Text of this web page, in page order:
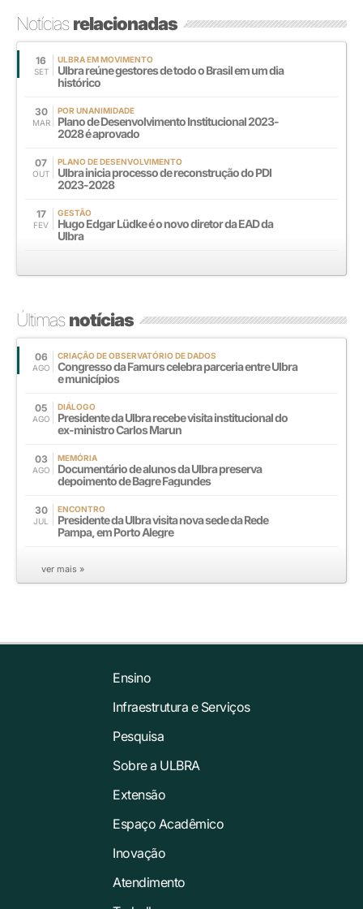
Notíciasrelacionadas
16
SET
ULBRA EM MOVIMENTO
Ulbra reúne gestores de todo o Brasil em um dia
histórico
30
MAR
POR UNANIMIDADE
Plano de Desenvolvimento Institucional 2023-
2028 é aprovado
07
OUT
PLANO DE DESENVOLVIMENTO
Ulbra inicia processo de reconstrução do PDI
2023-2028
17
FEV
GESTÃO
Hugo Edgar Lüdke é o novo diretor da EAD da
Ulbra
Últimasnotícias
06
AGO
CRIAÇÃO DE OBSERVATÓRIO DE DADOS
Congresso da Famurs celebra parceria entre Ulbra
e municípios
05
AGO
DIÁLOGO
Presidente da Ulbra recebe visita institucional do
ex-ministro Carlos Marun
03
AGO
MEMÓRIA
Documentário de alunos da Ulbra preserva
depoimento de Bagre Fagundes
30
JUL
ENCONTRO
Presidente da Ulbra visita nova sede da Rede
Pampa, em Porto Alegre
ver mais »
Ensino
Infraestrutura e Serviços
Pesquisa
Sobre a ULBRA
Extensão
Espaço Acadêmico
Inovação
Atendimento